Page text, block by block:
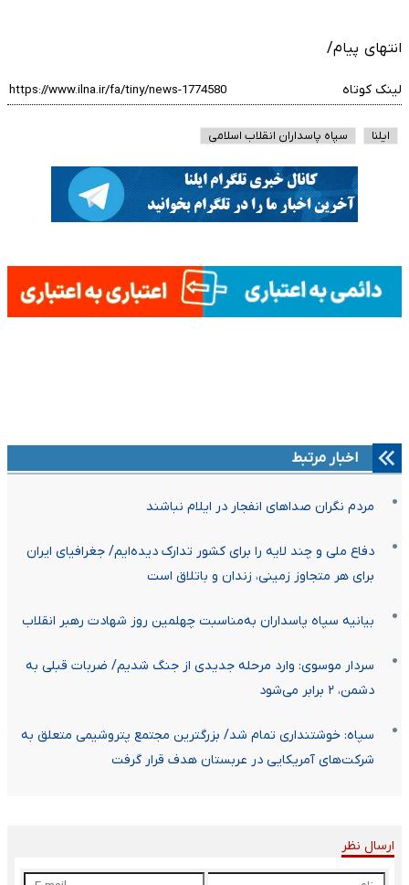
انتهای پیام/
لینک کوتاه
ایلنا سپاه پاسداران انقلاب اسلامی
اخبار مرتبط
مردم نگران صدا‌های انفجار در ایلام نباشند
دفاع ملی و چند لایه را برای کشور تدارک دیده‌ایم/ جغرافیای ایران
برای هر متجاوز زمینی، زندان و باتلاق است
بیانیه سپاه پاسداران به‌مناسبت چهلمین روز شهادت رهبر انقلاب
سردار موسوی: وارد مرحله جدیدی از جنگ شدیم/ ضربات قبلی به
دشمن، ۲ برابر می‌شود
سپاه: خوشتنداری تمام شد/ بزرگترین مجتمع پتروشیمی متعلق به
شرکت‌های آمریکایی در عربستان هدف قرار گرفت
ارسال نظر